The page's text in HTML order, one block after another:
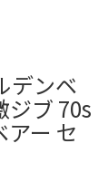
デンベ
ジブ 70s
ー セ